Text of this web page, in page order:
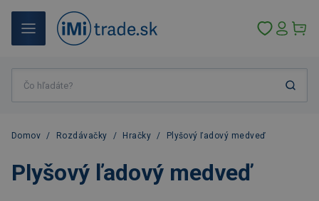
Domov / Rozdávačky / Hračky / Plyšový ľadový medveď
Plyšový ľadový medveď